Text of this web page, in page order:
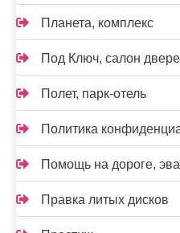
Планета, комплекс
Под Ключ, салон
Полет, парк-отель
Политика
Помощь на дороге,
Правка литых дисков